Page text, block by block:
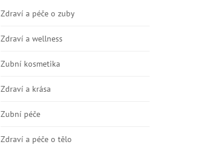
Zdraví a péče o zuby
Zdraví a wellness
Zubní kosmetika
Zdraví a krása
Zubní péče
Zdraví a péče o tělo